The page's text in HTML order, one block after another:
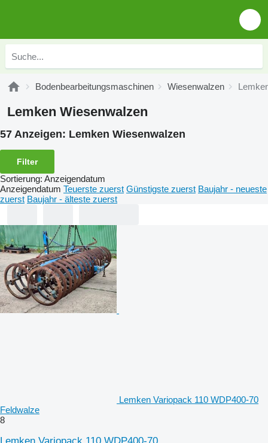
Bodenbearbeitungsmaschinen Wiesenwalzen
Lemken Wiesenwalzen
57 Anzeigen: Lemken Wiesenwalzen
Filter
Sortierung: Anzeigendatum
Anzeigendatum Teuerste zuerst Günstigste zuerst Baujahr - neueste
zuerst Baujahr - älteste zuerst
Lemken Variopack 110 WDP400-70
Feldwalze
8